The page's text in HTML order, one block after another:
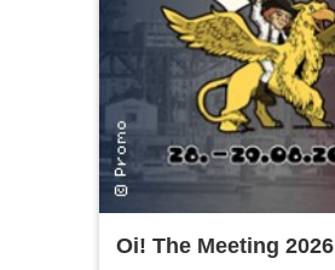
Oi! The Meeting 2026